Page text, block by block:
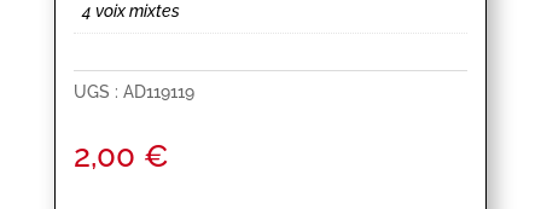
4 voix mixtes
UGS : AD119119
2,00 €